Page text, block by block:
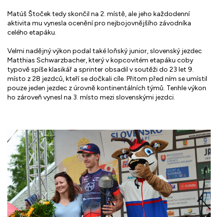
Matúš Štoček tedy skončil na 2. místě, ale jeho každodenní
aktivita mu vynesla ocenění pro nejbojovnějšího závodníka
celého etapáku.
Velmi nadějný výkon podal také loňský junior, slovenský jezdec
Matthias Schwarzbacher, který v kopcovitém etapáku coby
typově spíše klasikář a sprinter obsadil v soutěži do 23 let 9.
místo z 28 jezdců, kteří se dočkali cíle. Přitom před ním se umístil
pouze jeden jezdec z úrovně kontinentálních týmů. Tenhle výkon
ho zároveň vynesl na 3. místo mezi slovenskými jezdci.